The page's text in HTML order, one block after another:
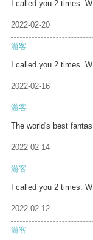
I called you 2 times. W
2022-02-20
游客
I called you 2 times. W
2022-02-16
游客
The world's best fantas
2022-02-14
游客
I called you 2 times. W
2022-02-12
游客